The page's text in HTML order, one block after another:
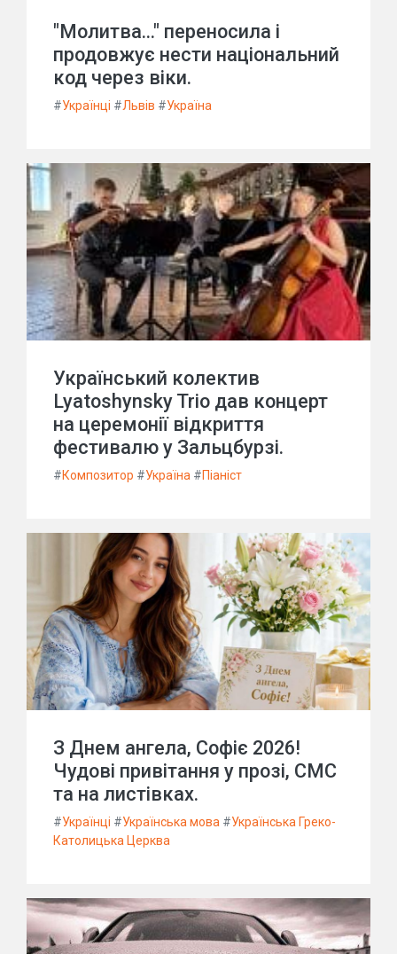
"Молитва..." переносила і
продовжує нести національний
код через віки.
#Українці #Львів #Україна
Український колектив
Lyatoshynsky Trio дав концерт
на церемонії відкриття
фестивалю у Зальцбурзі.
#Композитор #Україна #Піаніст
З Днем ангела, Софіє 2026!
Чудові привітання у прозі, СМС
та на листівках.
#Українці #Українська мова #Українська Греко-
Католицька Церква